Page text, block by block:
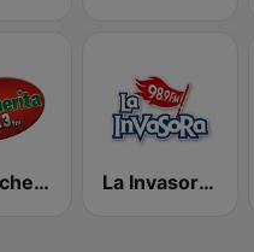
La Rancherita 106.3 FM La Invasora 98.9 FM